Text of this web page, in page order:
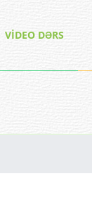
VİDEO DƏRS